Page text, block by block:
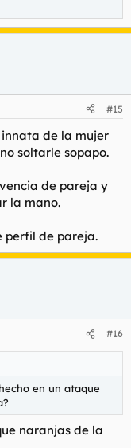
#15
de la mujer
soltarle sopapo.
de pareja y
la mano.
perfil de pareja.
#16
en un ataque
naranjas de la